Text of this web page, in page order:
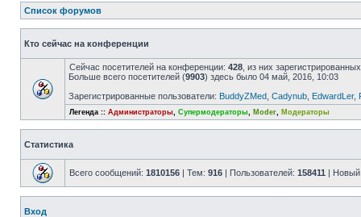
Список форумов
Кто сейчас на конференции
Сейчас посетителей на конференции: 428 , из них
Больше всего посетителей (9903) здесь было 04 май, 2016, 10:03
Зарегистрированные пользователи: BuddyZMed Cadynub EdwardLer,
Легенда :: Администраторы, Супермодераторы, Moder, Модераторы
Статистика
Всего сообщений: 1810156 | Тем: 916 | Пользователей: 158411 | Новый
Вход